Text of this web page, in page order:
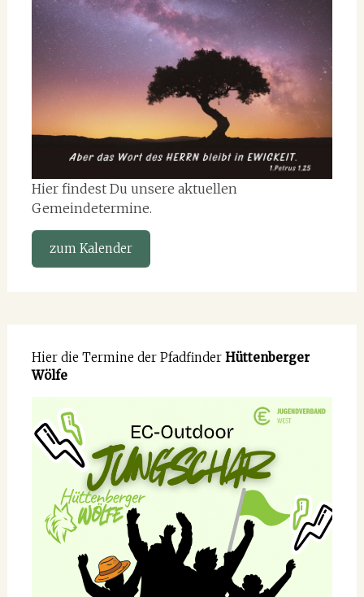
Hier findest Du unsere aktuellen
Gemeindetermine.
zum Kalender
Hier die Termine der Pfadfinder Hüttenberger
Wölfe